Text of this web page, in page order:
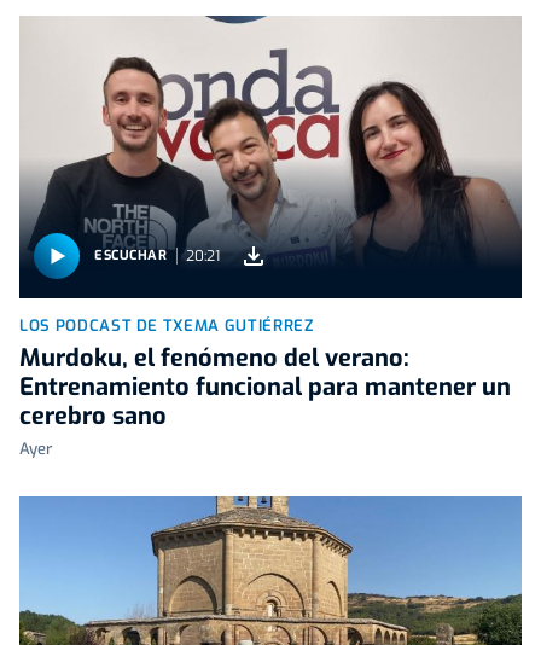
ESCUCHAR 20:21
LOS PODCAST DE TXEMA GUTIÉRREZ
Murdoku, el fenómeno del verano:
Entrenamiento funcional para mantener un
cerebro sano
Ayer